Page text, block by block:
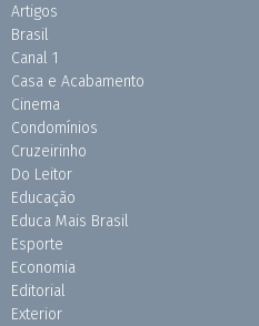
Artigos
Brasil
Canal 1
Casa e Acabamento
Cinema
Condomínios
Cruzeirinho
Do Leitor
Educação
Educa Mais Brasil
Esporte
Economia
Editorial
Exterior